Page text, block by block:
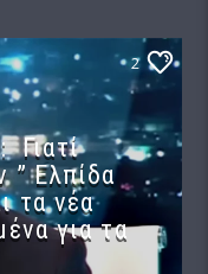
2
Γιατί
” Ελπίδα
τα νέα
για τα